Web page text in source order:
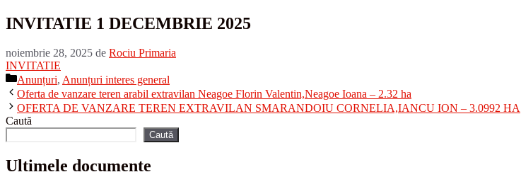
INVITATIE 1 DECEMBRIE 2025
noiembrie 28, 2025 de Rociu Primaria
INVITATIE
Categorii
Anunțuri, Anunțuri interes general
Oferta de vanzare teren arabil extravilan Neagoe Florin Valentin,Neagoe Ioana – 2.32 ha
OFERTA DE VANZARE TEREN EXTRAVILAN SMARANDOIU CORNELIA,IANCU ION – 3.0992 HA
Caută
Caută
Ultimele documente